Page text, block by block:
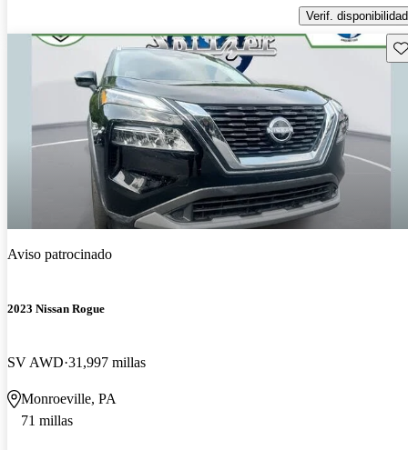
Verif. disponibilidad
Aviso patrocinado
2023 Nissan Rogue
SV AWD 31,997 millas
Monroeville, PA
71 millas